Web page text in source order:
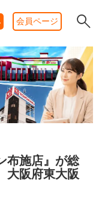
会員ページ
布施店』が総
大阪府東大阪